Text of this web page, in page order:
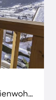
Familienorientierte wunderschöne Ferienwohnung mit Terrasse | Bergblick | Ideal für Homeoffice